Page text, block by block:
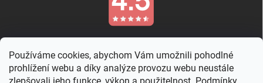
Používáme cookies, abychom Vám umožnili pohodlné
prohlížení webu a díky analýze provozu webu neustále